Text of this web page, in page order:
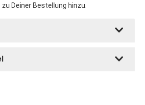
Deiner Bestellung hinzu.